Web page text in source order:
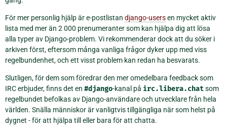
För mer personlig hjälp är e-postlistan django-usersen mycket aktiv
lista med mer än 2 000 prenumeranter som kan hjälpa dig att lösa
alla typer av Django-problem. Vi rekommenderar dock att du söker i
arkiven först, eftersom många vanliga frågor dyker upp med viss
regelbundenhet, och ett visst problem kan redan ha besvarats.
Slutligen, för dem som föredrar den mer omedelbara feedback som
IRC erbjuder, finns det en #django-kanal på irc.libera.chatsom
regelbundet befolkas av Django-användare och utvecklare från hela
världen. Snälla människor är vanligtvis tillgängliga när som helst på
dygnet - för att hjälpa till eller bara för att chatta.